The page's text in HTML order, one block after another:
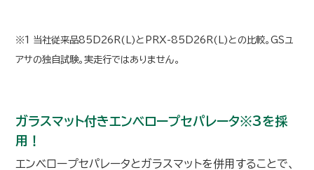
※1 当社従来品85D26R(L)とPRX-85D26R(L)との比較。GSユ
アサの独自試験。実走行ではありません。
ガラスマット付きエンベロープセパレータ※3を採
用！
エンベロープセパレータとガラスマットを併用することで、